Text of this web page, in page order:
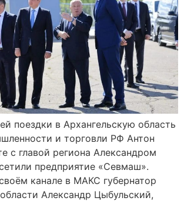
поездки в Архангельскую область
и торговли РФ Антон
с главой региона Александром
предприятие «Севмаш».
канале в МАКС губернатор
Александр Цыбульский,